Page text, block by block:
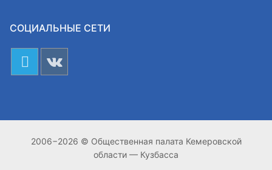
СОЦИАЛЬНЫЕ СЕТИ
2006−2026 © Общественная палата Кемеровской
области — Кузбасса